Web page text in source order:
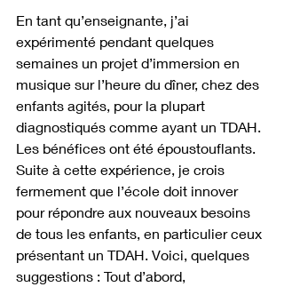
En tant qu’enseignante, j’ai
expérimenté pendant quelques
semaines un projet d’immersion en
musique sur l’heure du dîner, chez des
enfants agités, pour la plupart
diagnostiqués comme ayant un TDAH.
Les bénéfices ont été époustouflants.
Suite à cette expérience, je crois
fermement que l’école doit innover
pour répondre aux nouveaux besoins
de tous les enfants, en particulier ceux
présentant un TDAH. Voici, quelques
suggestions : Tout d’abord,